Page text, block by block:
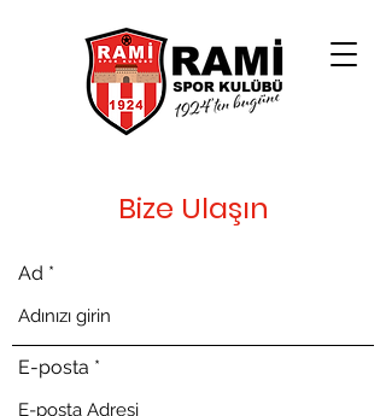
Bize Ulaşın
Ad
E-posta